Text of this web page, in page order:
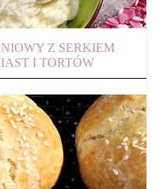
Z SERKIEM
I TORTÓW